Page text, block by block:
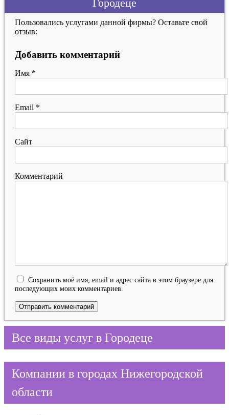
Городеце
Пользовались услугами данной фирмы? Оставьте свой
отзыв:
Добавить комментарий
Имя *
Email *
Сайт
Комментарий
Сохранить моё имя, email и адрес сайта в этом браузере для
последующих моих комментариев.
Все виды услуг в Городеце
Компании в городах Нижегородской
области